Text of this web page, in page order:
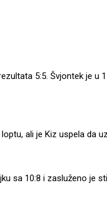
5:5. Švjontek je u
ali je Kiz uspela da
sa 10:8 i zasluženo je